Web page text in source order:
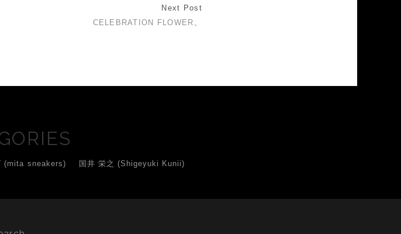
Next Post
CELEBRATION FLOWER。
(mita sneakers) 国井 栄之 (Shigeyuki Kunii)